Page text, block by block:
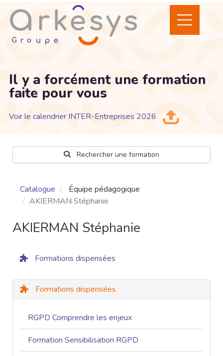
Il y a forcément une formation
faite pour vous
Voir le calendrier INTER-Entreprises 2026
Rechercher une formation
Catalogue
Équipe pédagogique
AKIERMAN Stéphanie
AKIERMAN Stéphanie
Formations dispensées
Formations dispensées
RGPD Comprendre les enjeux
Formation Sensibilisation RGPD